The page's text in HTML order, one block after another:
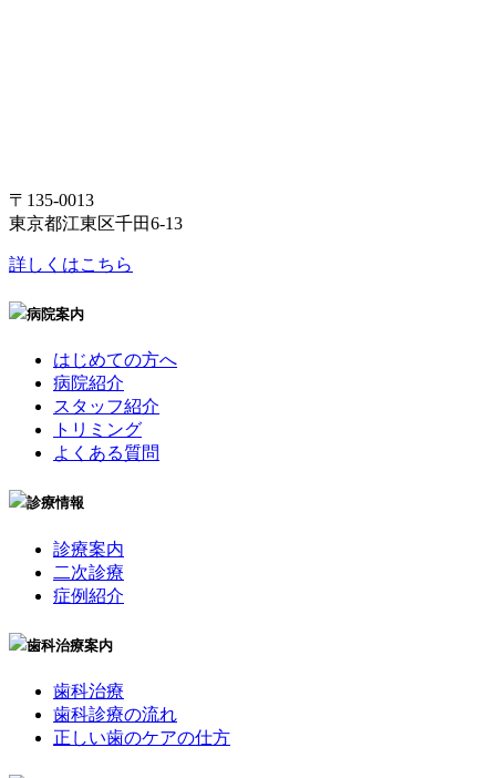
〒135-0013
東京都江東区千田6-13
詳しくはこちら
病院案内
はじめての方へ
病院紹介
スタッフ紹介
トリミング
よくある質問
診療情報
診療案内
二次診療
症例紹介
歯科治療案内
歯科治療
歯科診療の流れ
正しい歯のケアの仕方